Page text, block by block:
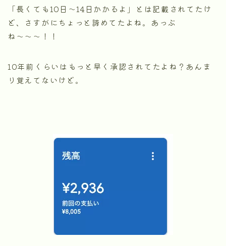
「長くても10日〜14日かかるよ」とは記載されてたけ
ど、さすがにちょっと諦めてたよね。あっぶ
ね〜〜〜！！
10年前くらいはもっと早く承認されてたよね？あんま
り覚えてないけど。